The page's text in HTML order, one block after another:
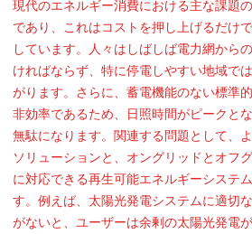
現代のエネルギー消費における主な課題
であり、これはコストを押し上げるだけ
しています。人々はしばしば電力網から
ければならず、特に停電しやすい地域で
がります。さらに、蓄電機能のない標準
非効率であるため、日照時間がピークと
無駄になります。関連する問題として、
ソリューションと、オングリッドとオフ
に対応できる再生可能エネルギーシステ
す。例えば、太陽光発電システムに適切
がないと、ユーザーは余剰の太陽光発電